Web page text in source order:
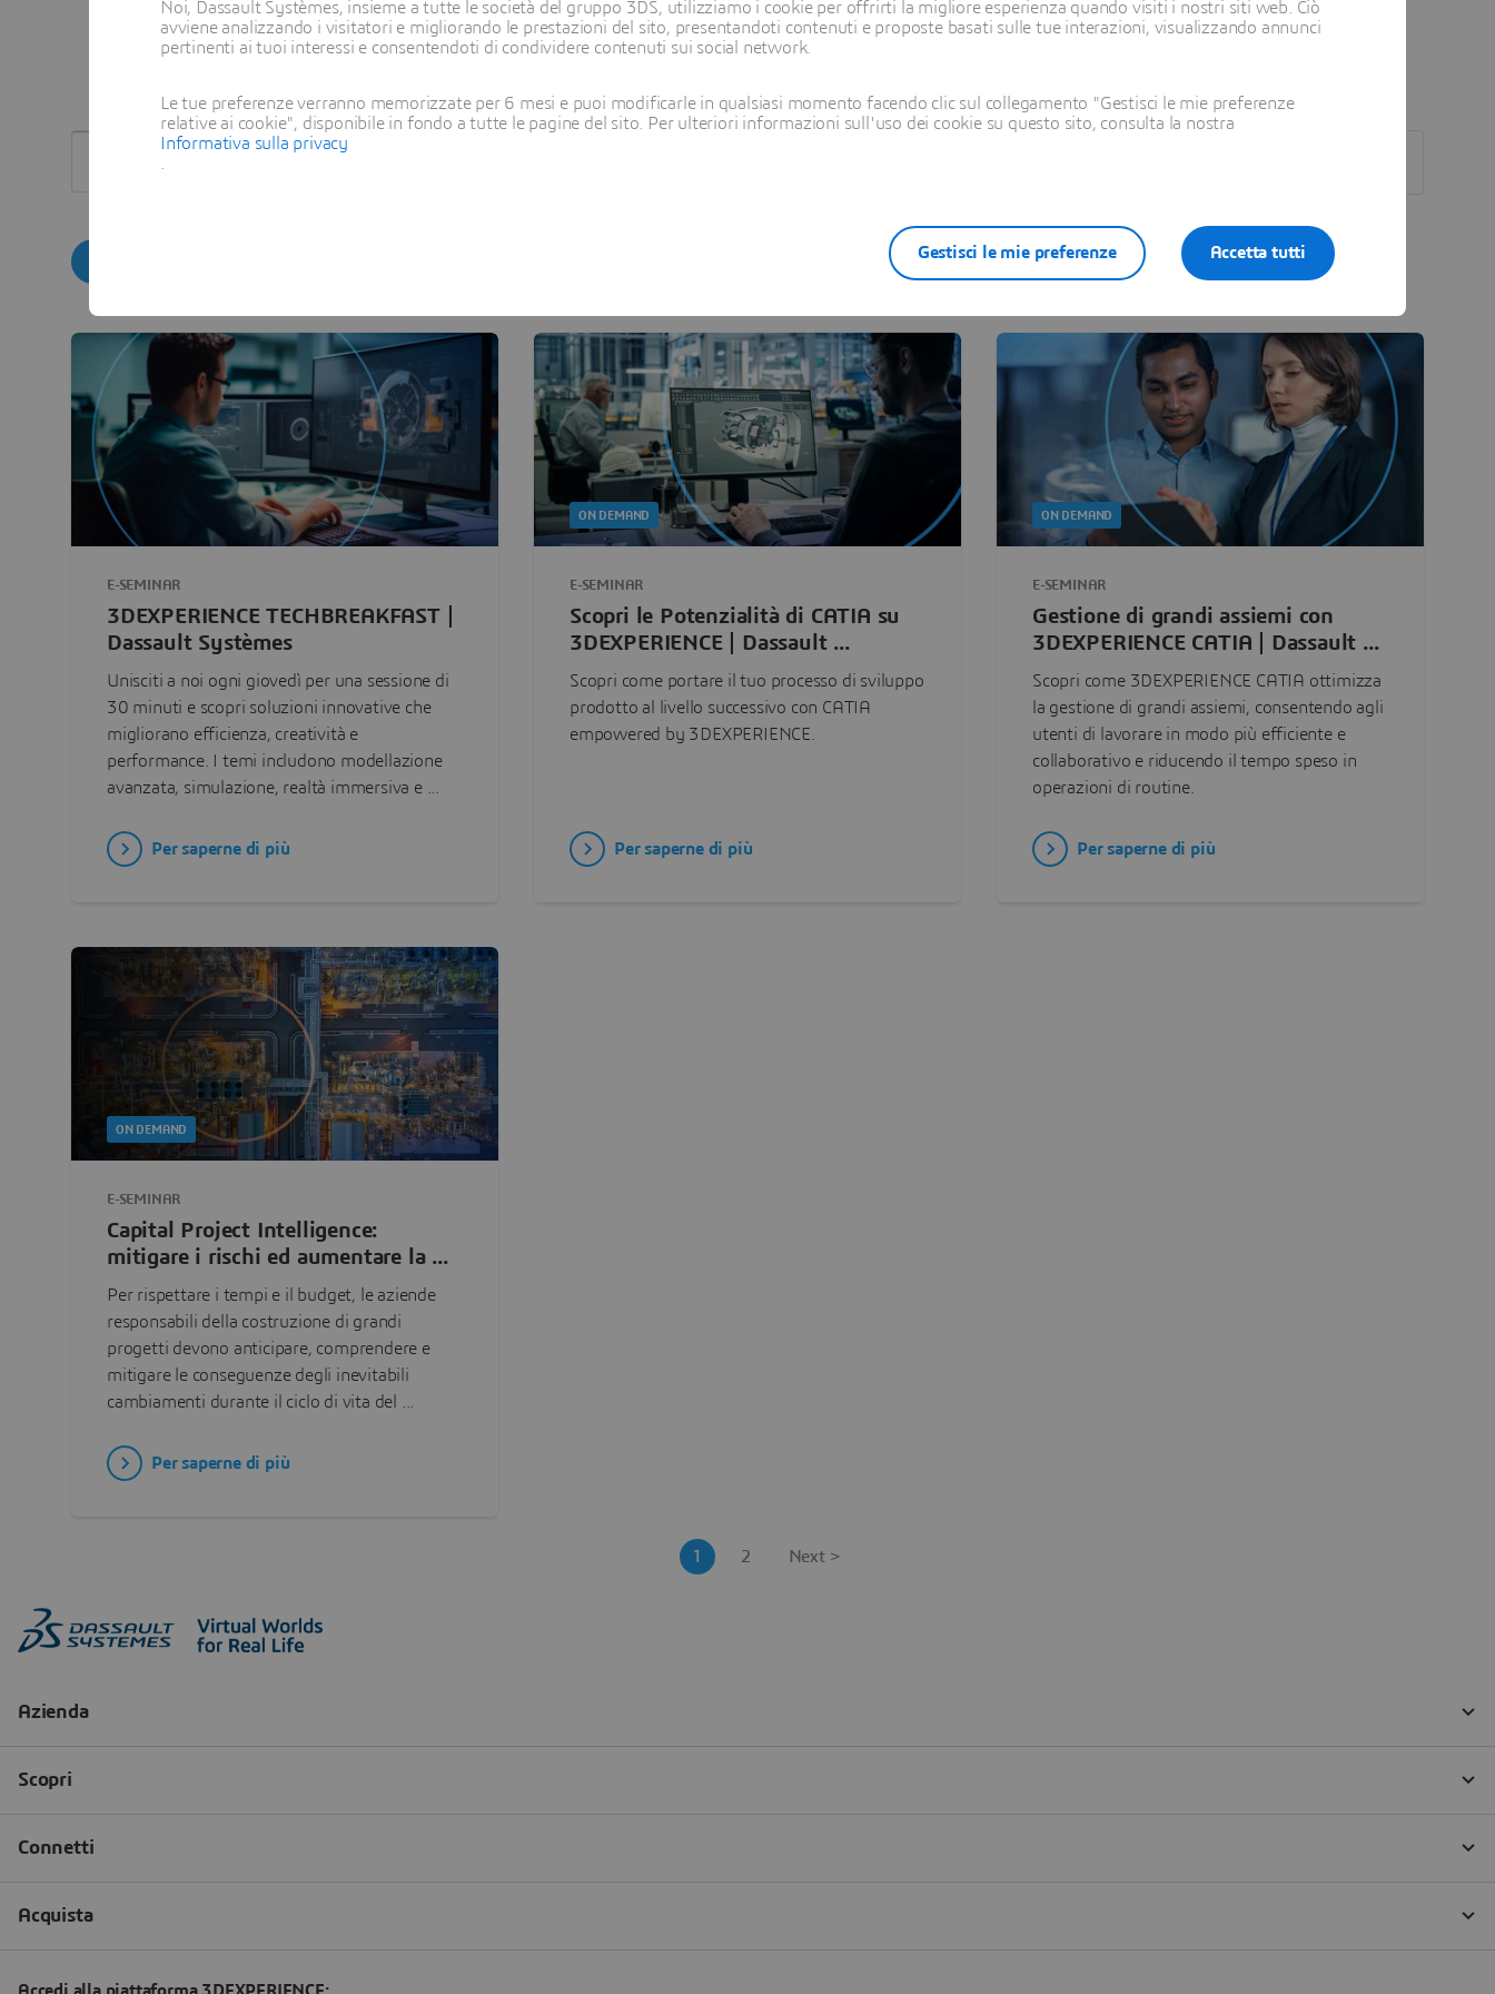
E-SEMINAR
3DEXPERIENCE TECHBREAKFAST |
Dassault Systèmes
Unisciti a noi ogni giovedì per una sessione di
30 minuti e scopri soluzioni innovative che
migliorano efficienza, creatività e
performance. I temi includono modellazione
avanzata, simulazione, realtà immersiva e ...
Per saperne di più
ON DEMAND
E-SEMINAR
Scopri le Potenzialità di CATIA su
3DEXPERIENCE | Dassault ...
Scopri come portare il tuo processo di sviluppo
prodotto al livello successivo con CATIA
empowered by 3DEXPERIENCE.
Per saperne di più
ON DEMAND
E-SEMINAR
Gestione di grandi assiemi con
3DEXPERIENCE CATIA | Dassault ...
Scopri come 3DEXPERIENCE CATIA ottimizza
la gestione di grandi assiemi, consentendo agli
utenti di lavorare in modo più efficiente e
collaborativo e riducendo il tempo speso in
operazioni di routine.
Per saperne di più
ON DEMAND
E-SEMINAR
Capital Project Intelligence:
mitigare i rischi ed aumentare la ...
Per rispettare i tempi e il budget, le aziende
responsabili della costruzione di grandi
progetti devono anticipare, comprendere e
mitigare le conseguenze degli inevitabili
cambiamenti durante il ciclo di vita del ...
Per saperne di più
1 2 Next >
Noi, Dassault Systèmes, insieme a tutte le società del gruppo 3DS, utilizziamo i cookie per offrirti la migliore esperienza quando visiti i nostri siti web. Ciò
avviene analizzando i visitatori e migliorando le prestazioni del sito, presentandoti contenuti e proposte basati sulle tue interazioni, visualizzando annunci
pertinenti ai tuoi interessi e consentendoti di condividere contenuti sui social network.
Le tue preferenze verranno memorizzate per 6 mesi e puoi modificarle in qualsiasi momento facendo clic sul collegamento "Gestisci le mie preferenze
relative ai cookie", disponibile in fondo a tutte le pagine del sito. Per ulteriori informazioni sull'uso dei cookie su questo sito, consulta la nostra
Informativa sulla privacy
Accetta tutti
Gestisci le mie preferenze